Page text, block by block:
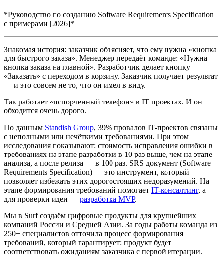
*Руководство по созданию Software Requirements Specification
с примерами [2026]*
Знакомая история: заказчик объясняет, что ему нужна «кнопка
для быстрого заказа». Менеджер передаёт команде: «Нужна
кнопка заказа на главной». Разработчик делает кнопку
«Заказать» с переходом в корзину. Заказчик получает результат
— и это совсем не то, что он имел в виду.
Так работает «испорченный телефон» в IT-проектах. И он
обходится очень дорого.
По данным Standish Group, 39% провалов IT-проектов связаны
с неполными или нечёткими требованиями. При этом
исследования показывают: стоимость исправления ошибки в
требованиях на этапе разработки в 10 раз выше, чем на этапе
анализа, а после релиза — в 100 раз. SRS документ (Software
Requirements Specification) — это инструмент, который
позволяет избежать этих дорогостоящих недоразумений. На
этапе формирования требований помогает IT-консалтинг, а
для проверки идеи — разработка MVP.
Мы в Surf создаём цифровые продукты для крупнейших
компаний России и Средней Азии. За годы работы команда из
250+ специалистов отточила процесс формирования
требований, который гарантирует: продукт будет
соответствовать ожиданиям заказчика с первой итерации.